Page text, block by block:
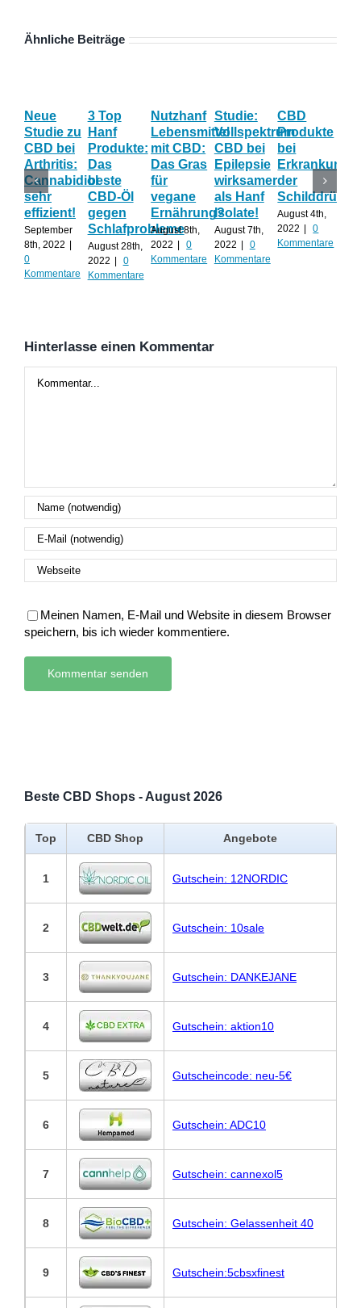
Ähnliche Beiträge
Neue
Studie zu
CBD bei
Arthritis:
Cannabidiol
sehr
effizient!
September
8th, 2022 |
0
Kommentare
3 Top
Hanf
Produkte:
Das
beste
CBD-Öl
gegen
Schlafprobleme
August 28th,
2022 |
0
Kommentare
Nutzhanf
Lebensmittel
mit CBD:
Das Gras
für
vegane
Ernährung?
August 8th,
2022 |
0
Kommentare
Studie:
Vollspektrum
CBD bei
Epilepsie
wirksamer
als Hanf
Isolate!
August 7th,
2022 |
0
Kommentare
CBD
Produkte
bei
der
Schilddrüse
August 4th,
2022 |
0
Kommentare
Hinterlasse einen Kommentar
Meinen Namen, E-Mail und Website in diesem Browser
speichern, bis ich wieder kommentiere.
Beste CBD Shops - August 2026
Top CBD Shop Angebote
1 Gutschein: 12NORDIC
2 Gutschein: 10sale
3 Gutschein: DANKEJANE
4 Gutschein: aktion10
5 Gutscheincode: neu-5€
6 Gutschein: ADC10
7 Gutschein: cannexol5
8 Gutschein: Gelassenheit 40
9 Gutschein:5cbsxfinest